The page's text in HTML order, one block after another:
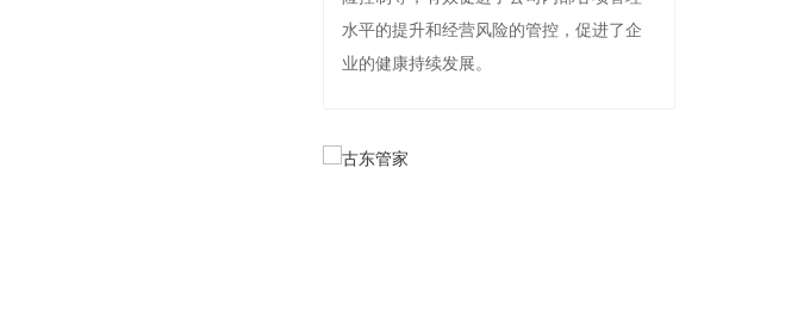
水平的提升和经营风险的管控，促进了企
业的健康持续发展。